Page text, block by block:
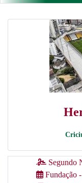
Segundo
Fundação